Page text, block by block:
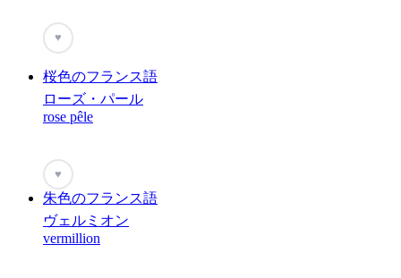
♥
桜色のフランス語
ローズ・パール
rose pêle
♥
朱色のフランス語
ヴェルミオン
vermillion